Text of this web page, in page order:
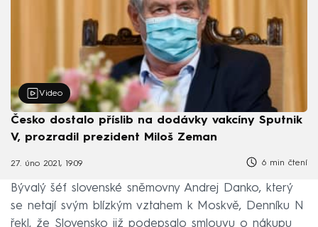
Video
Česko dostalo příslib na dodávky vakcíny Sputnik
V, prozradil prezident Miloš Zeman
27. úno 2021, 19:09 6 min čtení
Bývalý šéf slovenské sněmovny Andrej Danko, který
se netají svým blízkým vztahem k Moskvě, Denníku N
řekl, že Slovensko již podepsalo smlouvu o nákupu